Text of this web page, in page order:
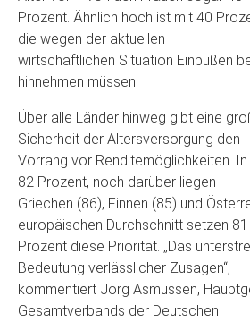
Prozent. Ähnlich hoch ist mit 40
die wegen der aktuellen
wirtschaftlichen Situation Einbußen
hinnehmen müssen.
Über alle Länder hinweg gibt eine
Sicherheit der Altersversorgung den
Vorrang vor Renditemöglichkeiten.
82 Prozent, noch darüber liegen
Griechen (86), Finnen (85) und
europäischen Durchschnitt setzen 81
Prozent diese Priorität. „Das
Bedeutung verlässlicher Zusagen“,
kommentiert Jörg Asmussen,
Gesamtverbands der Deutschen